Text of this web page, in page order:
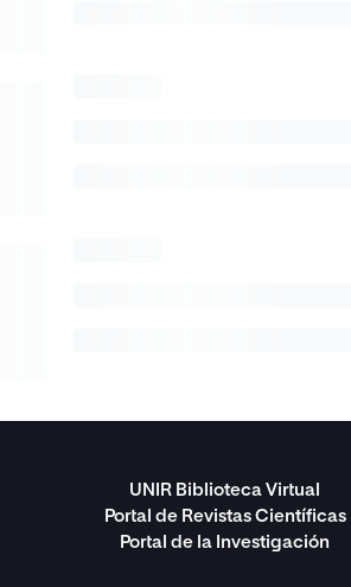
UNIR Biblioteca Virtual
Portal de Revistas Científicas
Portal de la Investigación